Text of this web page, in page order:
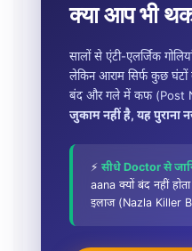
क्या आप भी
सालों से एंटी-एलर्जिक
लेकिन आराम सिर्फ कुछ
बंद और गले में कफ (Post
जुकाम नहीं है, यह पुराना
⚡ सीधे Doctor से
aana क्यों बंद नहीं
इलाज (Nazla Killer